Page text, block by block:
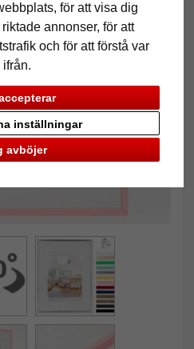
för att visa dig
annonser, för att
och för att förstå var
avböjer
inställningar